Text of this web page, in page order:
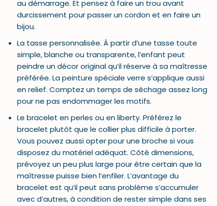
au démarrage. Et pensez à faire un trou avant
durcissement pour passer un cordon et en faire un
bijou.
La tasse personnalisée. À partir d’une tasse toute
simple, blanche ou transparente, l’enfant peut
peindre un décor original qu’il réserve à sa maîtresse
préférée. La peinture spéciale verre s’applique aussi
en relief. Comptez un temps de séchage assez long
pour ne pas endommager les motifs.
Le bracelet en perles ou en liberty. Préférez le
bracelet plutôt que le collier plus difficile à porter.
Vous pouvez aussi opter pour une broche si vous
disposez du matériel adéquat. Côté dimensions,
prévoyez un peu plus large pour être certain que la
maîtresse puisse bien l’enfiler. L’avantage du
bracelet est qu’il peut sans problème s’accumuler
avec d’autres, à condition de rester simple dans ses